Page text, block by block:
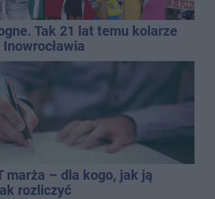
Tak 21 lat temu kolarze
marża – dla kogo, jak ją
rozliczyć